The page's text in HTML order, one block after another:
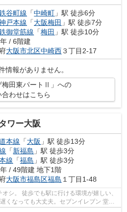
谷町線 「中崎町 」駅 徒歩6分
戸本線 「大阪梅田 」駅 徒歩7分
御堂筋線 「梅田 」駅 徒歩10分
/ 6階建
大阪市北区中崎西３丁目2-17
情報がありません。
梅田東パートⅡ」への
合わせはこちら
ワー大阪
本線 「大阪 」駅 徒歩13分
「新福島 」駅 徒歩3分
線 「福島 」駅 徒歩3分
/ 49階建 地下1階
大阪市福島区福島 １丁目1-48
シ。 徒歩でも駅に行ける環境が嬉しい、
くなっても大丈夫。セブンイレブン 堂島